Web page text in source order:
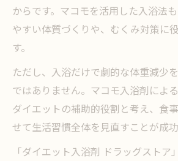
からです。マコモを活用した入浴法
やすい体質づくりや、むくみ対策に
す。
ただし、入浴だけで劇的な体重減少
ではありません。マコモ入浴剤によ
ダイエットの補助的役割と考え、食
せて生活習慣全体を見直すことが成功
「ダイエット入浴剤 ドラッグストア